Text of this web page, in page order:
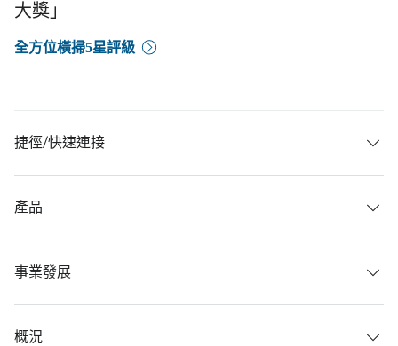
大獎」
全方位橫掃5星評級
捷徑/快速連接
產品
事業發展
概況